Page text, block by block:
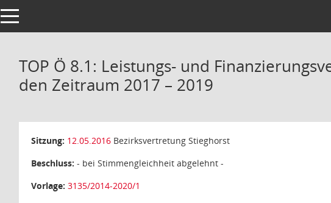
Toggle navigation
TOP Ö 8.1: Leistungs- und
den Zeitraum 2017 – 2019
Sitzung: 12.05.2016 Bezirksvertretung Stieghorst
Beschluss: - bei Stimmengleichheit abgelehnt -
Vorlage: 3135/2014-2020/1